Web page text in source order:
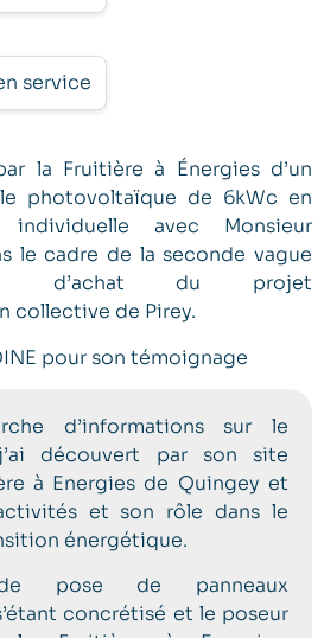
service
la Fruitière à Énergies d’un
photovoltaïque de 6kWc en
individuelle avec Monsieur
le cadre de la seconde vague
d’achat du projet
collective de Pirey.
pour son témoignage
d’informations sur le
découvert par son site
à Energies de Quingey et
et son rôle dans le
énergétique.
pose de panneaux
concrétisé et le poseur